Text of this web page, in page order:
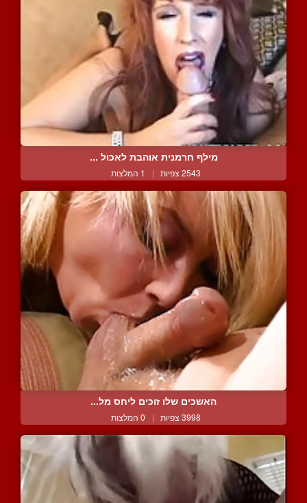
מילף חרמנית אוהבת לאכול ...
2543 צפיות | 1 המלצות
האשכים שלו זוכים ליחס מל...
3998 צפיות | 0 המלצות